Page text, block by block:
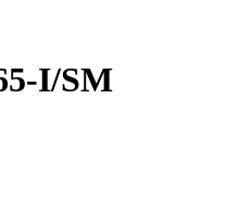
I/SM